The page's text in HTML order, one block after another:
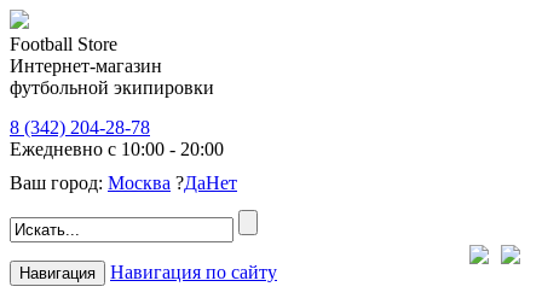
Football Store
Интернет-магазин
футбольной экипировки
8 (342) 204-28-78
Ежедневно с 10:00 - 20:00
Ваш город: Москва ?ДаНет
Навигация Навигация по сайту